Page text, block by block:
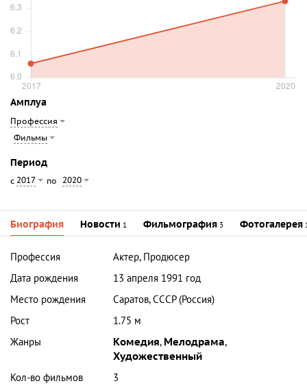
Амплуа
Профессия
Фильмы
Период
с 2017 по 2020
Биография Новости 1 Фильмография 3 Фотогалерея
Профессия
Актер, Продюсер
Дата рождения
13 апреля 1991 год
Место рождения
Саратов, СССР (Россия)
Рост
1.75 м
Жанры
Комедия, Мелодрама,
Художественный
Кол-во фильмов
3